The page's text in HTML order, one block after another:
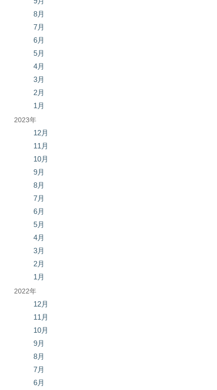
8月
7月
6月
5月
4月
3月
2月
1月
2023年
12月
11月
10月
9月
8月
7月
6月
5月
4月
3月
2月
1月
2022年
12月
11月
10月
9月
8月
7月
6月